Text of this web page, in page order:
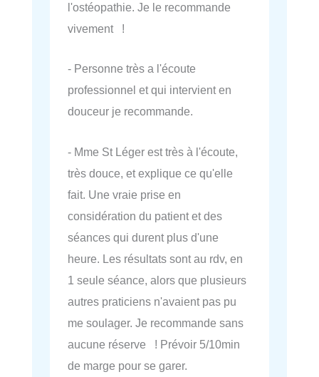
l'ostéopathie. Je le recommande
vivement !
- Personne très a l'écoute
professionnel et qui intervient en
douceur je recommande.
- Mme St Léger est très à l'écoute,
très douce, et explique ce qu'elle
fait. Une vraie prise en
considération du patient et des
séances qui durent plus d'une
heure. Les résultats sont au rdv, en
1 seule séance, alors que plusieurs
autres praticiens n'avaient pas pu
me soulager. Je recommande sans
aucune réserve ! Prévoir 5/10min
de marge pour se garer.